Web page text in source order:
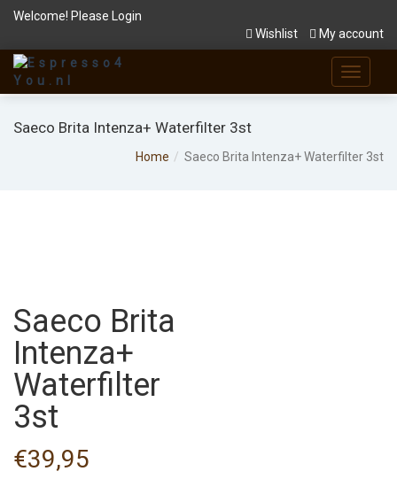
Welcome! Please
Login
Wishlist
My account
Saeco Brita Intenza+ Waterfilter 3st
Home Saeco Brita Intenza+ Waterfilter 3st
Saeco Brita
Intenza+
Waterfilter
3st
€39,95